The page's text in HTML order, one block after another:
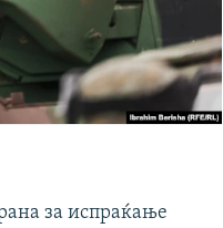
за испраќање